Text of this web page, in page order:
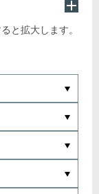
と拡大します。